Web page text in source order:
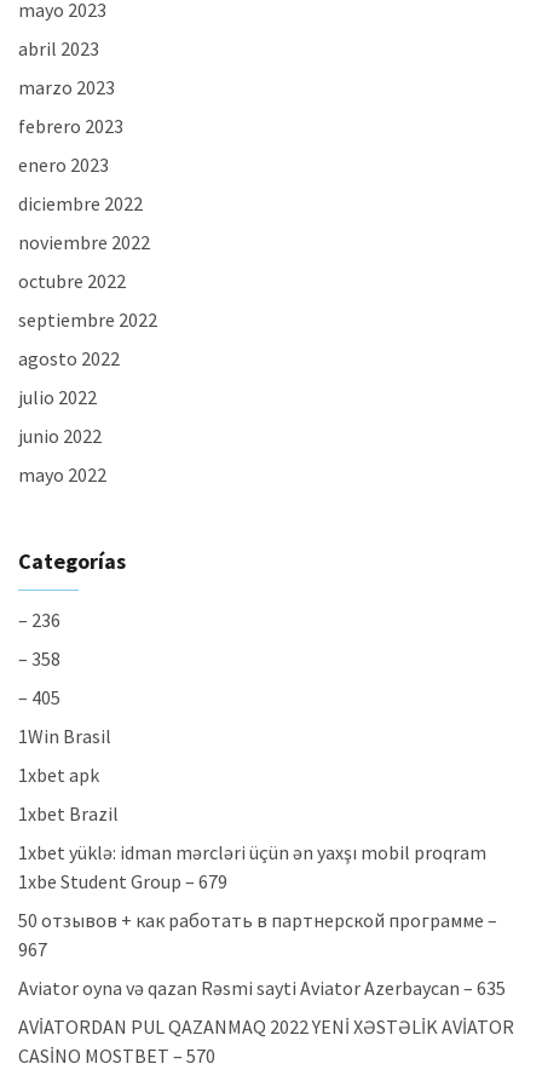
mayo 2023
abril 2023
marzo 2023
febrero 2023
enero 2023
diciembre 2022
noviembre 2022
octubre 2022
septiembre 2022
agosto 2022
julio 2022
junio 2022
mayo 2022
Categorías
– 236
– 358
– 405
1Win Brasil
1xbet apk
1xbet Brazil
1xbet yüklə: idman mərcləri üçün ən yaxşı mobil proqram
1xbe Student Group – 679
50 отзывов + как работать в партнерской программе –
967
Aviator oyna və qazan Rəsmi sayti Aviator Azerbaycan – 635
AVİATORDAN PUL QAZANMAQ 2022 YENİ XƏSTƏLİK AVİATOR
CASİNO MOSTBET – 570